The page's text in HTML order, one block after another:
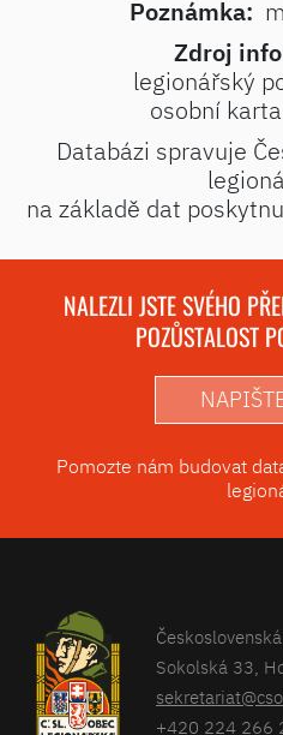
Poznámka:
Zdroj
legionářský
osobní
Databázi spravuje
na základě dat
NALEZLI JSTE SVÉHO
POZŮSTALOST
Pomozte nám budovat
Sokolská 33,
+420 224 266